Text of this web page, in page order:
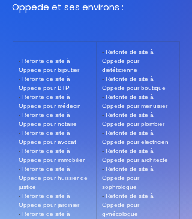
Oppede et ses environs :
- Refonte de site à
Oppede pour bijoutier
- Refonte de site à
Oppede pour BTP
- Refonte de site à
Oppede pour médecin
- Refonte de site à
Oppede pour notaire
- Refonte de site à
Oppede pour avocat
- Refonte de site à
Oppede pour immobilier
- Refonte de site à
Oppede pour huissier de
justice
- Refonte de site à
Oppede pour jardinier
- Refonte de site à
- Refonte de site à
Oppede pour
diététicienne
- Refonte de site à
Oppede pour boutique
- Refonte de site à
Oppede pour menuisier
- Refonte de site à
Oppede pour plombier
- Refonte de site à
Oppede pour electricien
- Refonte de site à
Oppede pour architecte
- Refonte de site à
Oppede pour
sophrologue
- Refonte de site à
Oppede pour
gynécologue